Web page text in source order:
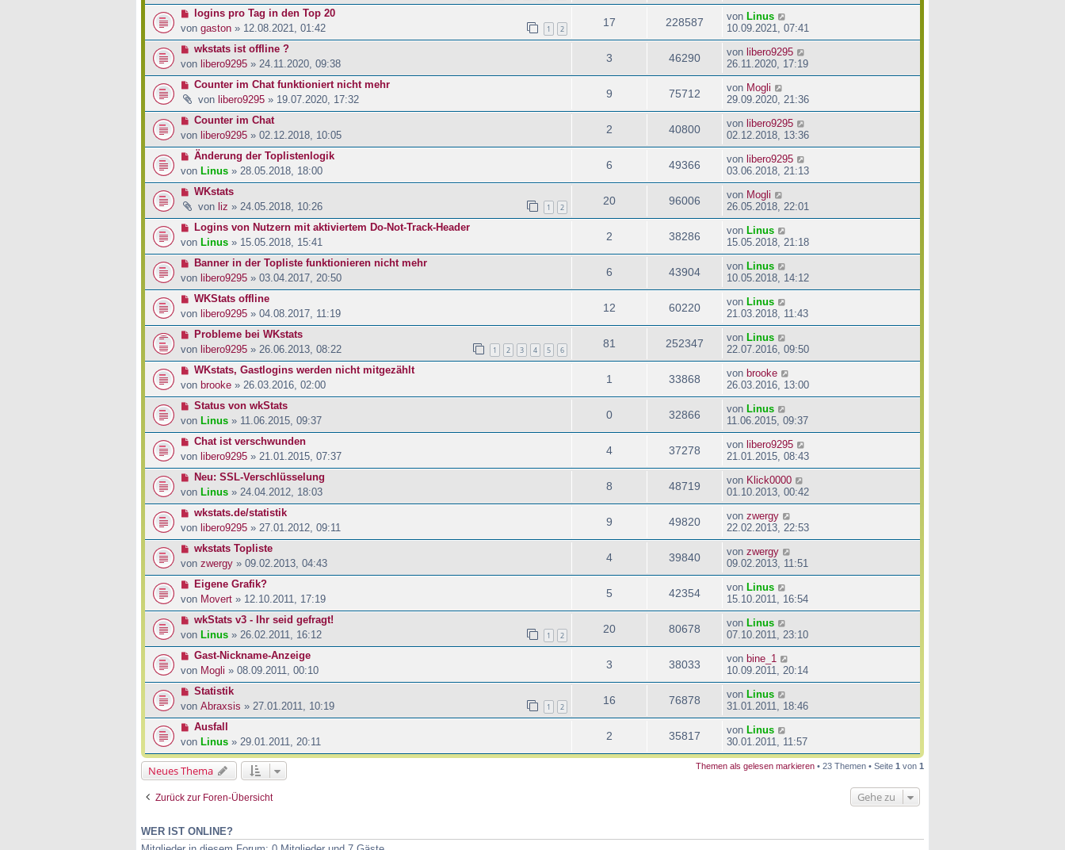
logins pro Tag in den Top 20
von gaston » 12.08.2021, 01:42 1 2
17 228587 von Linus
10.09.2021, 07:41
wkstats ist offline ?
von libero9295 » 24.11.2020, 09:38 3 46290 von libero9295
26.11.2020, 17:19
Counter im Chat funktioniert nicht mehr
von libero9295 » 19.07.2020, 17:32 9 75712 von Mogli
29.09.2020, 21:36
Counter im Chat
von libero9295 » 02.12.2018, 10:05 2 40800 von libero9295
02.12.2018, 13:36
Änderung der Toplistenlogik
von Linus » 28.05.2018, 18:00 6 49366 von libero9295
03.06.2018, 21:13
WKstats
von liz » 24.05.2018, 10:26 1 2
20 96006 von Mogli
26.05.2018, 22:01
Logins von Nutzern mit aktiviertem Do-Not-Track-Header
von Linus » 15.05.2018, 15:41 2 38286 von Linus
15.05.2018, 21:18
Banner in der Topliste funktionieren nicht mehr
von libero9295 » 03.04.2017, 20:50 6 43904 von Linus
10.05.2018, 14:12
WKStats offline
von libero9295 » 04.08.2017, 11:19 12 60220 von Linus
21.03.2018, 11:43
Probleme bei WKstats
von libero9295 » 26.06.2013, 08:22 1 2 3 4 5 6
81 252347 von Linus
22.07.2016, 09:50
WKstats, Gastlogins werden nicht mitgezählt
von brooke » 26.03.2016, 02:00 1 33868 von brooke
26.03.2016, 13:00
Status von wkStats
von Linus » 11.06.2015, 09:37 0 32866 von Linus
11.06.2015, 09:37
Chat ist verschwunden
von libero9295 » 21.01.2015, 07:37 4 37278 von libero9295
21.01.2015, 08:43
Neu: SSL-Verschlüsselung
von Linus » 24.04.2012, 18:03 8 48719 von Klick0000
01.10.2013, 00:42
wkstats.de/statistik
von libero9295 » 27.01.2012, 09:11 9 49820 von zwergy
22.02.2013, 22:53
wkstats Topliste
von zwergy » 09.02.2013, 04:43 4 39840 von zwergy
09.02.2013, 11:51
Eigene Grafik?
von Movert » 12.10.2011, 17:19 5 42354 von Linus
15.10.2011, 16:54
wkStats v3 - Ihr seid gefragt!
von Linus » 26.02.2011, 16:12 1 2
20 80678 von Linus
07.10.2011, 23:10
Gast-Nickname-Anzeige
von Mogli » 08.09.2011, 00:10 3 38033 von bine_1
10.09.2011, 20:14
Statistik
von Abraxsis » 27.01.2011, 10:19 1 2
16 76878 von Linus
31.01.2011, 18:46
Ausfall
von Linus » 29.01.2011, 20:11 2 35817 von Linus
30.01.2011, 11:57
Neues Thema Themen als gelesen markieren • 23 Themen • Seite 1 von 1
Zurück zur Foren-Übersicht Gehe zu
WER IST ONLINE?